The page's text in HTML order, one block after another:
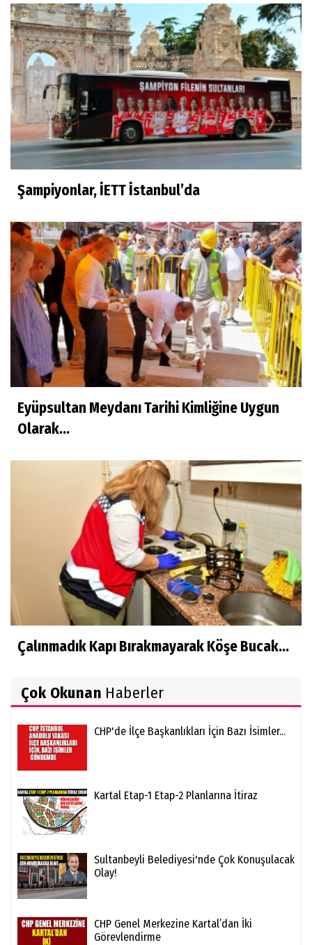
Şampiyonlar, İETT İstanbul’da
Eyüpsultan Meydanı Tarihi Kimliğine Uygun
Olarak...
Çalınmadık Kapı Bırakmayarak Köşe Bucak...
Çok Okunan Haberler
CHP'de İlçe Başkanlıkları İçin Bazı İsimler...
Kartal Etap-1 Etap-2 Planlarına İtiraz
Sultanbeyli Belediyesi'nde Çok Konuşulacak
Olay!
CHP Genel Merkezine Kartal’dan İki
Görevlendirme